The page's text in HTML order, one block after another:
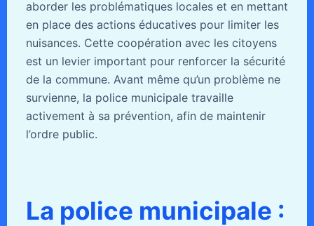
aborder les problématiques locales et en mettant
en place des actions éducatives pour limiter les
nuisances. Cette coopération avec les citoyens
est un levier important pour renforcer la sécurité
de la commune. Avant même qu’un problème ne
survienne, la police municipale travaille
activement à sa prévention, afin de maintenir
l’ordre public.
La police municipale :